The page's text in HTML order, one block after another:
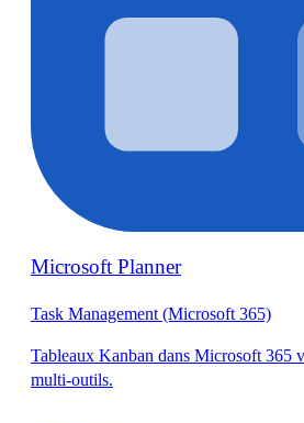
Microsoft Planner
Task Management (Microsoft 365)